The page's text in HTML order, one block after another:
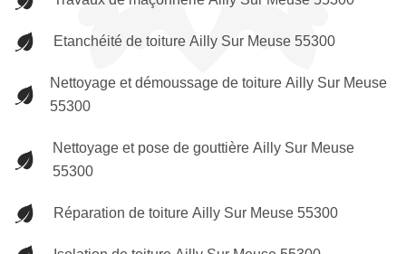
Etanchéité de toiture Ailly Sur Meuse 55300
Nettoyage et démoussage de toiture Ailly Sur Meuse
55300
Nettoyage et pose de gouttière Ailly Sur Meuse
55300
Réparation de toiture Ailly Sur Meuse 55300